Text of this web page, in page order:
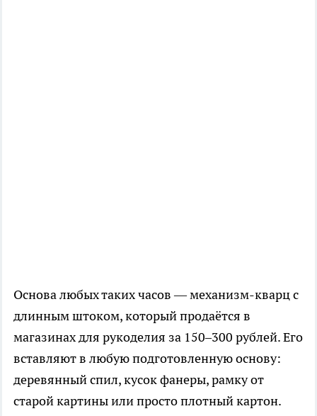
Основа любых таких часов — механизм-кварц с
длинным штоком, который продаётся в
магазинах для рукоделия за 150–300 рублей. Его
вставляют в любую подготовленную основу:
деревянный спил, кусок фанеры, рамку от
старой картины или просто плотный картон.